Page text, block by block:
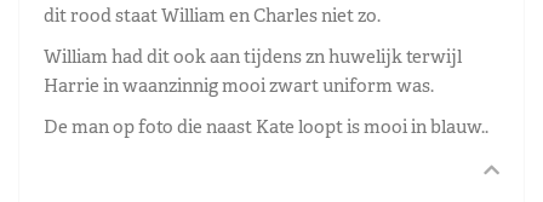
dit rood staat William en Charles niet zo.
William had dit ook aan tijdens zn huwelijk terwijl
Harrie in waanzinnig mooi zwart uniform was.
De man op foto die naast Kate loopt is mooi in blauw..